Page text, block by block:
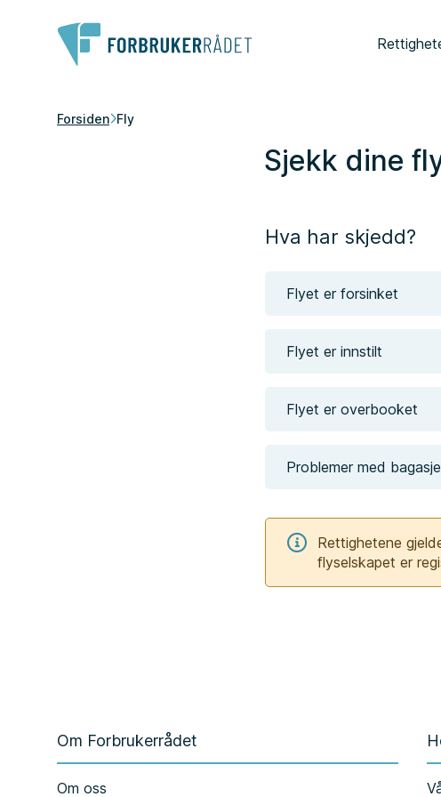
Forsiden Fly
Sjekk dine
Hva har skjedd?
Flyet er forsinket
Flyet er innstilt
Flyet er overbooket
Problemer med
Rettighetene
flyselskapet er
Om Forbrukerrådet
Om oss